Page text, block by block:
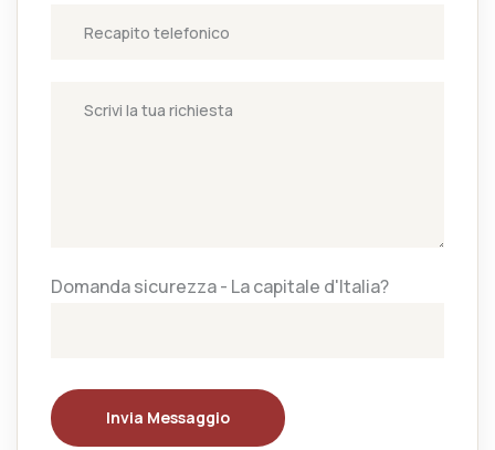
Domanda sicurezza - La capitale d'Italia?
Invia Messaggio